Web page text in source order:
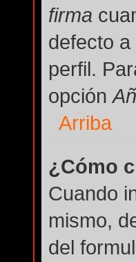
firma
defecto
perfil.
opción
Arriba
¿Cómo
Cuando
mismo,
del